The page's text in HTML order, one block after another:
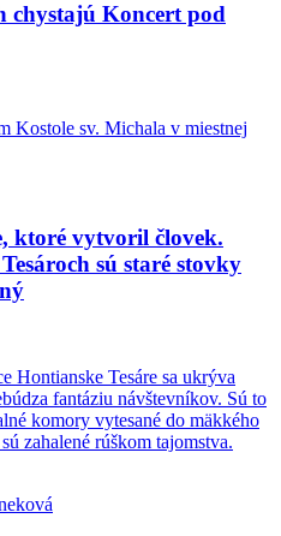
chystajú Koncert pod
Kostole sv. Michala v miestnej
ktoré vytvoril človek.
sú staré stovky
Hontianske Tesáre sa ukrýva
fantáziu návštevníkov. Sú to
komory vytesané do mäkkého
zahalené rúškom tajomstva.